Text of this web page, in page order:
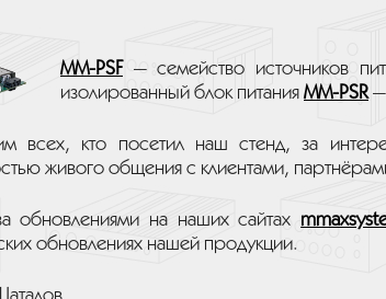
MM-PSF — семейство источников
изолированный блок питания MM-PSR —
всех, кто посетил наш стенд, за
живого общения с клиентами,
обновлениями на наших сайтах
обновлениях нашей продукции.